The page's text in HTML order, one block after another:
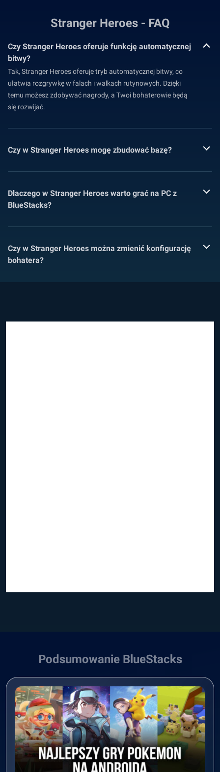
Stranger Heroes - FAQ
Czy Stranger Heroes oferuje funkcję automatycznej
bitwy?
Tak, Stranger Heroes oferuje tryb automatycznej bitwy, co
ułatwia rozgrywkę w falach i walkach rutynowych. Dzięki
temu możesz zdobywać nagrody, a Twoi bohaterowie będą
się rozwijać.
Czy w Stranger Heroes mogę zbudować bazę?
Dlaczego w Stranger Heroes warto grać na PC z
BlueStacks?
Czy w Stranger Heroes można zmienić konfigurację
bohatera?
Podsumowanie BlueStacks